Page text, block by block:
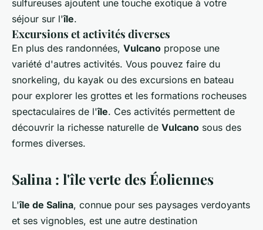
sulfureuses ajoutent une touche exotique à votre
séjour sur l'île.
Excursions et activités diverses
En plus des randonnées, Vulcano propose une
variété d'autres activités. Vous pouvez faire du
snorkeling, du kayak ou des excursions en bateau
pour explorer les grottes et les formations rocheuses
spectaculaires de l'île. Ces activités permettent de
découvrir la richesse naturelle de Vulcano sous des
formes diverses.
Salina : l'île verte des Éoliennes
L'île de Salina, connue pour ses paysages verdoyants
et ses vignobles, est une autre destination